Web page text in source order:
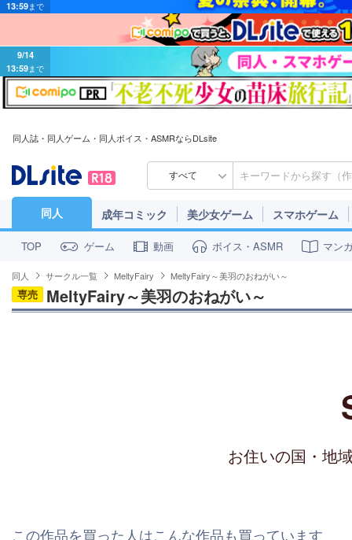
9/14
13:59まで
同人誌・同人ゲーム・同人ボイス・ASMRならDLsite
すべて
同人 成年コミック 美少女ゲーム スマホゲーム
TOP ゲーム 動画 ボイス・ASMR マン
同人 サークル一覧 MeltyFairy MeltyFairy～美羽のおねがい～
専売 MeltyFairy～美羽のおねがい～
お住いの国・地
この作品を買った人はこんな作品も買っています